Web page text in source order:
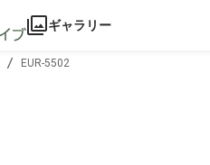
ギャラリー
EUR-5502